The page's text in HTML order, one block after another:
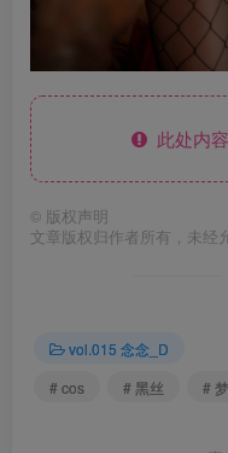
此处内容
© 版权声明
文章版权归作者所有，未经
vol.015 念念_D
# cos
# 黑丝 #